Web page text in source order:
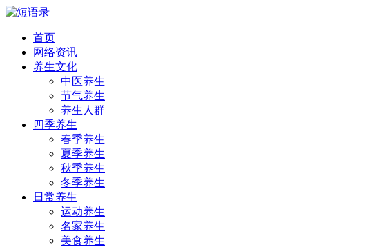
首页
网络资讯
养生文化
中医养生
节气养生
养生人群
四季养生
春季养生
夏季养生
秋季养生
冬季养生
日常养生
运动养生
名家养生
美食养生